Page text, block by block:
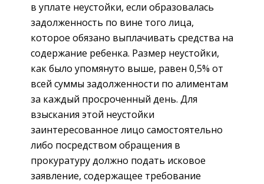
в уплате неустойки, если образовалась
задолженность по вине того лица,
которое обязано выплачивать средства на
содержание ребенка. Размер неустойки,
как было упомянуто выше, равен 0,5% от
всей суммы задолженности по алиментам
за каждый просроченный день. Для
взыскания этой неустойки
заинтересованное лицо самостоятельно
либо посредством обращения в
прокуратуру должно подать исковое
заявление, содержащее требование